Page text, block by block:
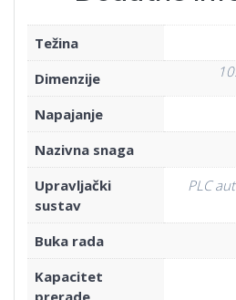
Težina
Dimenzije
Napajanje
Nazivna snaga
Upravljački
sustav
PLC
Buka rada
Kapacitet